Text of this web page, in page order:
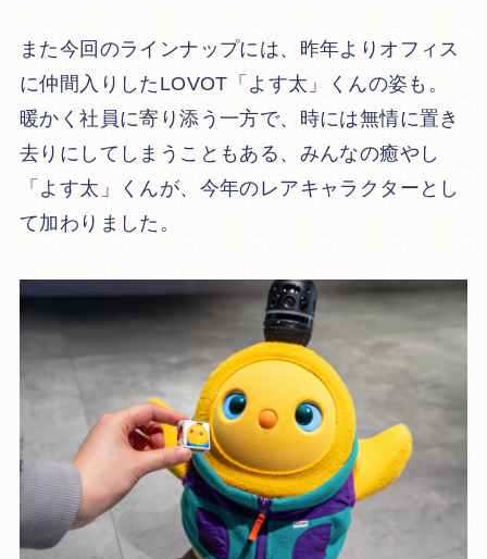
また今回のラインナップには、昨年よりオフィス
に仲間入りしたLOVOT「よす太」くんの姿も。
暖かく社員に寄り添う一方で、時には無情に置き
去りにしてしまうこともある、みんなの癒やし
「よす太」くんが、今年のレアキャラクターとし
て加わりました。